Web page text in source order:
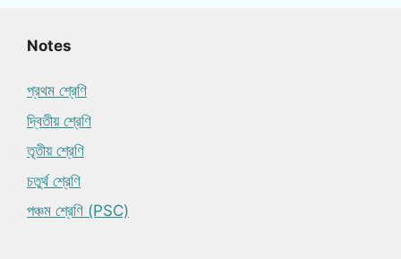
Notes
প্রথম শ্রেণি
দ্বিতীয় শ্রেণি
তৃতীয় শ্রেণি
চতুর্থ শ্রেণি
পঞ্চম শ্রেণি (PSC)